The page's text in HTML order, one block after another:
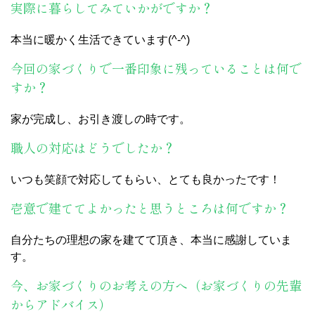
実際に暮らしてみていかがですか？
本当に暖かく生活できています(^-^)
今回の家づくりで一番印象に残っていることは何で
すか？
家が完成し、お引き渡しの時です。
職人の対応はどうでしたか？
いつも笑顔で対応してもらい、とても良かったです！
壱意で建ててよかったと思うところは何ですか？
自分たちの理想の家を建てて頂き、本当に感謝していま
す。
今、お家づくりのお考えの方へ（お家づくりの先輩
からアドバイス）